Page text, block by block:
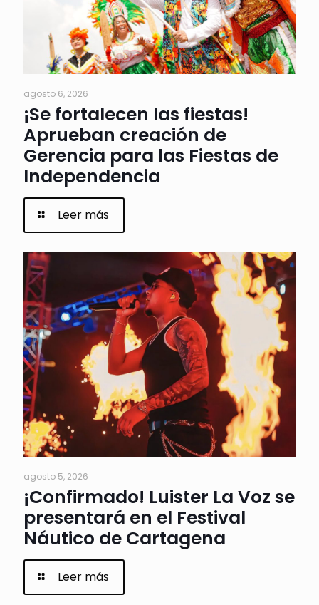
agosto 6, 2026
¡Se fortalecen las fiestas!
Aprueban creación de
Gerencia para las Fiestas de
Independencia
Leer más
agosto 5, 2026
¡Confirmado! Luister La Voz se
presentará en el Festival
Náutico de Cartagena
Leer más